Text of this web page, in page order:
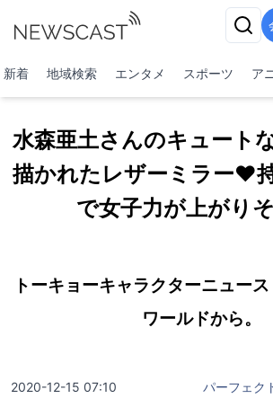
新着 地域検索 エンタメ スポーツ ア
水森亜土さんのキュート
描かれたレザーミラー♥
で女子力が上がり
トーキョーキャラクターニュー
ワールドから。
2020-12-15 07:10 パーフェク